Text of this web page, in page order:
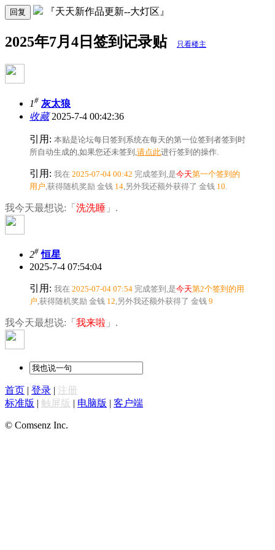
回复 『天天新作品更新--大灯区』
2025年7月4日签到记录贴 只看楼主
1# 灰太狼
收藏2025-7-4 00:42:36
引用: 本贴是论坛每日签到系统在每天的第一位签到者签到时
所自动生成的,如果您还未签到,请点此进行签到的操作.
引用: 我在 2025-07-04 00:42 完成签到,是今天第一个签到的
用户,获得随机奖励 金钱 14,另外我还额外获得了 金钱 10.
我今天最想说:「 洗洗睡 」.
2# 恒星
2025-7-4 07:54:04
引用: 我在 2025-07-04 07:54 完成签到,是今天第2个签到的用
户,获得随机奖励 金钱 12,另外我还额外获得了 金钱 9
我今天最想说:「 我来啦 」.
首页 登录
注册
标准版
触屏版 电脑版 客户端
© Comsenz Inc.